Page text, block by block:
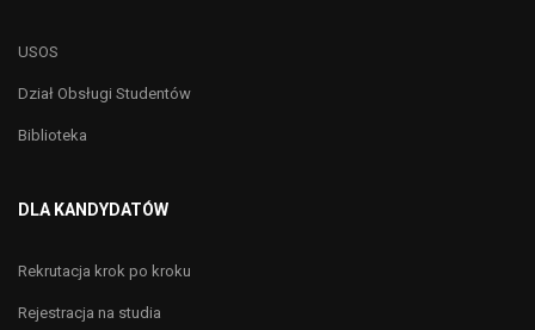
USOS
Dział Obsługi Studentów
Biblioteka
DLA KANDYDATÓW
Rekrutacja krok po kroku
Rejestracja na studia